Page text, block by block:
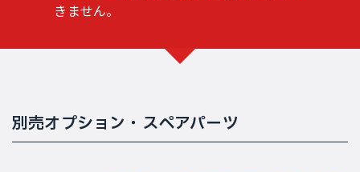
きません。
別売オプション・スペアパーツ